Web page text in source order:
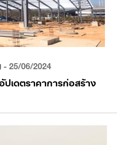
- 25/06/2024
ปเดตราคาการก่อสร้าง